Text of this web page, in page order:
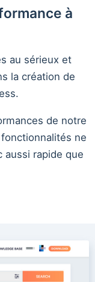
à
au sérieux et
la création de
de notre
ne
aussi rapide que